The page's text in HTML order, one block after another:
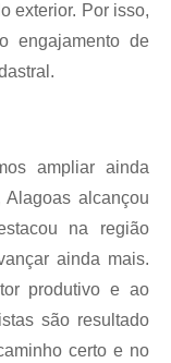
exterior. Por isso,
engajamento de
ampliar ainda
alcançou
na região
ainda mais.
produtivo e ao
são resultado
certo e no